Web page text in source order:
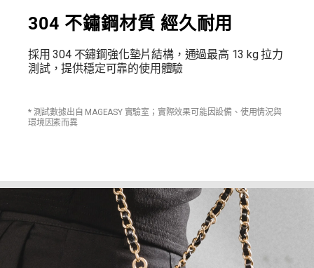
304 不鏽鋼材質 經久耐用
採用 304 不鏽鋼強化墊片結構，通過最高 13 kg 拉力
測試，提供穩定可靠的使用體驗
* 測試數據出自 MAGEASY 實驗室；實際效果可能因設備、使用情況與
環境因素而異